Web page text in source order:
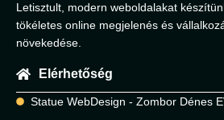
Letisztult, modern weboldalakat
tökéletes online megjelenés és
növekedése.
Elérhetőség
Statue WebDesign - Zombor Dénes